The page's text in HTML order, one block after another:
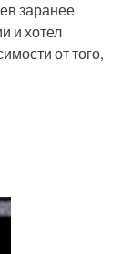
заранее
и хотел
от того,